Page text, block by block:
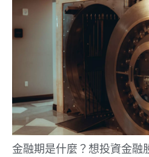
金融期是什麼？想投資金融